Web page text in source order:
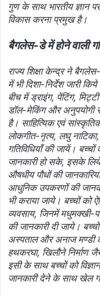
गुण के साथ भारतीय ज्ञान
विकास करना प्रमुख है।
बैगलेस-डे में होने वाली
राज्य शिक्षा केन्द्र ने
में भी दिशा-निर्देश जारी
बीच में ड्राइंग, पेंटिंग,
डॉल-मेकिंग और अनुपयोगी
है। साहित्यिक एवं
लोकगीत-नृत्य, लघु
गतिविधियाँ की जायें।
जानकारी हो सके, इसके लिये
औषधीय पौधों की
आधुनिक उपकरणों की
भी कराया जाये। बच्चों को
व्यवसाय, जिनमें मधुमक्खी-
की जानकारी दी जाये।
अस्पताल और अनाज मण्डी
हथकरघा, खिलौने निर्माण
इसी के साथ बच्चों को
जानकारी देने के साथ खेल